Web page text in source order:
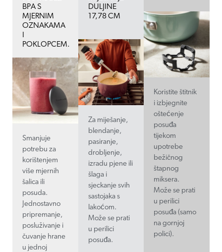
BPA S
MJERNIM
OZNAKAMA
POKLOPCEM.
Smanjuje
potrebu za
korištenjem
više mjernih
šalica ili
posuda.
Jednostavno
pripremanje,
posluživanje i
čuvanje hrane
u jednoj
DULJINE
17,78 CM
Za miješanje,
blendanje,
pasiranje,
drobljenje,
izradu pjene ili
šlaga i
sjeckanje svih
sastojaka s
lakoćom.
Može se prati
u perilici
posuđa.
Koristite štitnik
i izbjegnite
oštećenje
posuđa
tijekom
upotrebe
bežičnog
štapnog
miksera.
Može se prati
u perilici
posuđa (samo
na gornjoj
polici).